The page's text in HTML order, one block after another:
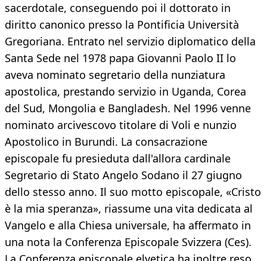
sacerdotale, conseguendo poi il dottorato in
diritto canonico presso la Pontificia Università
Gregoriana. Entrato nel servizio diplomatico della
Santa Sede nel 1978 papa Giovanni Paolo II lo
aveva nominato segretario della nunziatura
apostolica, prestando servizio in Uganda, Corea
del Sud, Mongolia e Bangladesh. Nel 1996 venne
nominato arcivescovo titolare di Voli e nunzio
Apostolico in Burundi. La consacrazione
episcopale fu presieduta dall'allora cardinale
Segretario di Stato Angelo Sodano il 27 giugno
dello stesso anno. Il suo motto episcopale, «Cristo
è la mia speranza», riassume una vita dedicata al
Vangelo e alla Chiesa universale, ha affermato in
una nota la Conferenza Episcopale Svizzera (Ces).